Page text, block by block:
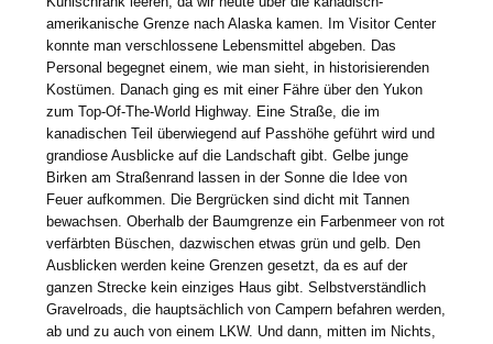
amerikanische Grenze nach Alaska kamen. Im Visitor Center
konnte man verschlossene Lebensmittel abgeben. Das
Personal begegnet einem, wie man sieht, in historisierenden
Kostümen. Danach ging es mit einer Fähre über den Yukon
zum Top-Of-The-World Highway. Eine Straße, die im
kanadischen Teil überwiegend auf Passhöhe geführt wird und
grandiose Ausblicke auf die Landschaft gibt. Gelbe junge
Birken am Straßenrand lassen in der Sonne die Idee von
Feuer aufkommen. Die Bergrücken sind dicht mit Tannen
bewachsen. Oberhalb der Baumgrenze ein Farbenmeer von rot
verfärbten Büschen, dazwischen etwas grün und gelb. Den
Ausblicken werden keine Grenzen gesetzt, da es auf der
ganzen Strecke kein einziges Haus gibt. Selbstverständlich
Gravelroads, die hauptsächlich von Campern befahren werden,
ab und zu auch von einem LKW. Und dann, mitten im Nichts,